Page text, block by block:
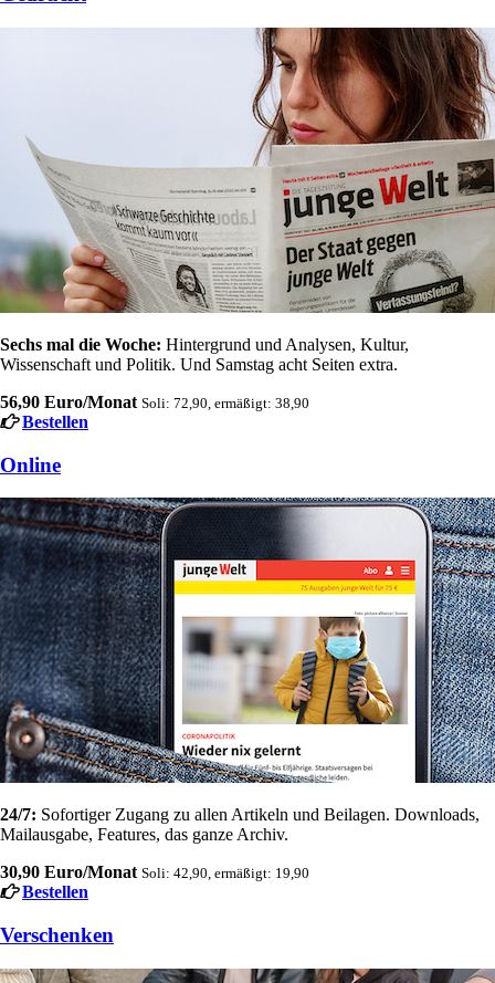
Sechs mal die Woche: Hintergrund und Analysen, Kultur,
Wissenschaft und Politik. Und Samstag acht Seiten extra.
56,90 Euro/Monat Soli: 72,90, ermäßigt: 38,90
Bestellen
Online
24/7: Sofortiger Zugang zu allen Artikeln und Beilagen. Downloads,
Mailausgabe, Features, das ganze Archiv.
30,90 Euro/Monat Soli: 42,90, ermäßigt: 19,90
Bestellen
Verschenken